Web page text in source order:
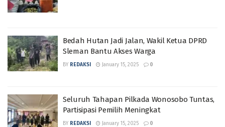
Bedah Hutan Jadi Jalan, Wakil Ketua DPRD
Sleman Bantu Akses Warga
BY REDAKSI January 15, 2025 0
Seluruh Tahapan Pilkada Wonosobo Tuntas,
Partisipasi Pemilih Meningkat
BY REDAKSI January 15, 2025 0